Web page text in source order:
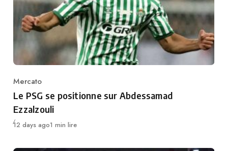
Category
Mercato
Le PSG se positionne sur Abdessamad
Ezzalzouli
Publié
12 days ago1 min lire